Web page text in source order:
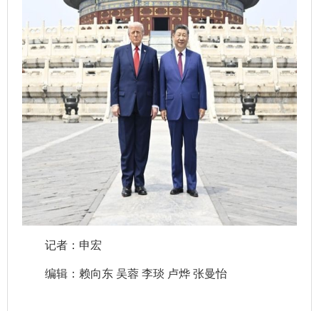
记者：申宏
编辑：赖向东 吴蓉 李琰 卢烨 张曼怡